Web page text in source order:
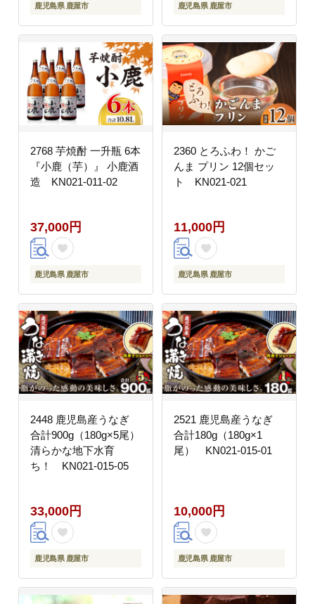
鹿児島県 鹿屋市 鹿児島県 鹿屋市
2768 芋焼酎 一升瓶 6本
『小鹿（芋）』 小鹿酒
造 KN021-011-02
37,000円
鹿児島県 鹿屋市
2360 とろふわ！ かご
んま プリン 12個セッ
ト KN021-021
11,000円
鹿児島県 鹿屋市
2448 鹿児島産うなぎ
合計900g（180g×5尾）
清らかな地下水育
ち！ KN021-015-05
33,000円
鹿児島県 鹿屋市
2521 鹿児島産うなぎ
合計180g（180g×1
尾） KN021-015-01
10,000円
鹿児島県 鹿屋市